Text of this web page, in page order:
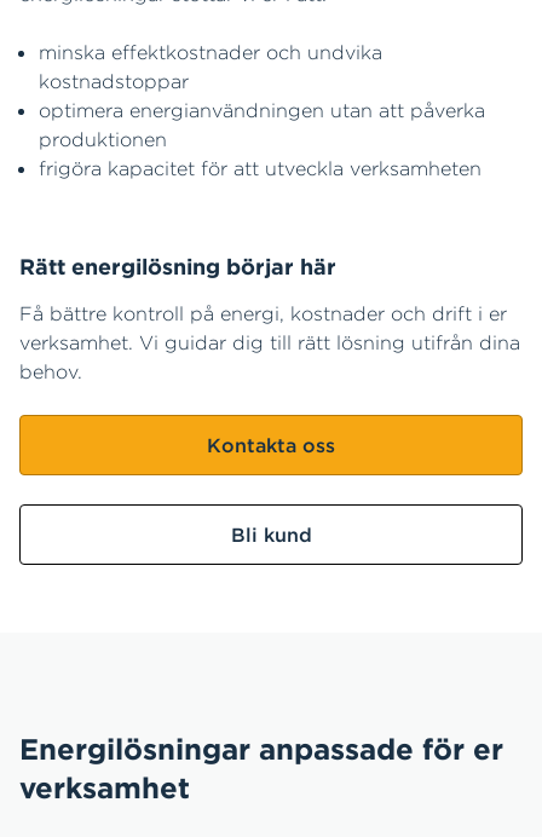
minska effektkostnader och undvika
kostnadstoppar
optimera energianvändningen utan att påverka
produktionen
frigöra kapacitet för att utveckla verksamheten
Rätt energilösning börjar här
Få bättre kontroll på energi, kostnader och drift i er
verksamhet. Vi guidar dig till rätt lösning utifrån dina
behov.
Kontakta oss
Bli kund
Energilösningar anpassade för er
verksamhet